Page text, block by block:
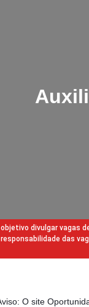
divulgar
das
O site